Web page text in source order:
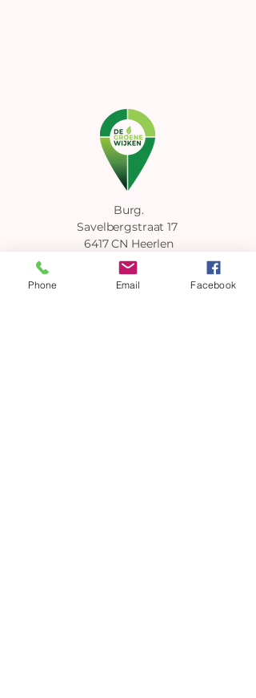
Burg.
Savelbergstraat 17
6417 CN Heerlen
+31 [0]620 135 965
contact@degroenewijken.nl
Phone Email Facebook